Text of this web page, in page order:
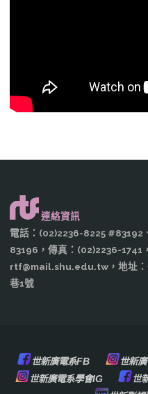
連絡資訊
電話：(02)2236-8225 #83192
83196，傳真：(02)2236-1741
rtf@mail.shu.edu.tw，地址：
巷1號
世新廣電系FB 世新
世新廣電系學會IG
世